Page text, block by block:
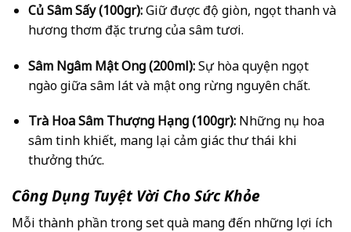
Củ Sâm Sấy (100gr):Giữ được độ giòn, ngọt thanh và
hương thơm đặc trưng của sâm tươi.
Sâm Ngâm Mật Ong (200ml):Sự hòa quyện ngọt
ngào giữa sâm lát và mật ong rừng nguyên chất.
Trà Hoa Sâm Thượng Hạng (100gr):Những nụ hoa
sâm tinh khiết, mang lại cảm giác thư thái khi
thưởng thức.
Công Dụng Tuyệt Vời Cho Sức Khỏe
Mỗi thành phần trong set quà mang đến những lợi ích